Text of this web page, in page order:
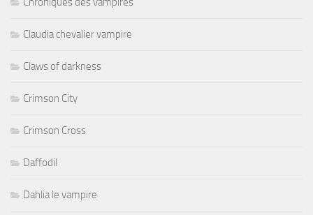
Claudia chevalier vampire
Claws of darkness
Crimson City
Crimson Cross
Daffodil
Dahlia le vampire